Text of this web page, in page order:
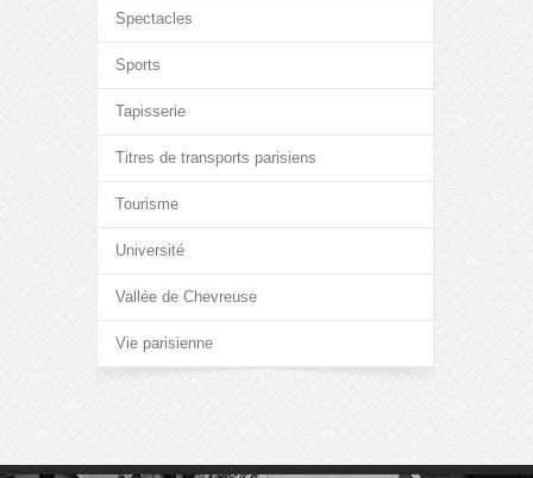
Spectacles
Sports
Tapisserie
Titres de transports parisiens
Tourisme
Université
Vallée de Chevreuse
Vie parisienne